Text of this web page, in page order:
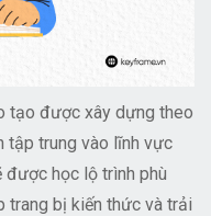
tạo được xây dựng theo
tập trung vào lĩnh vực
được học lộ trình phù
trang bị kiến thức và trải